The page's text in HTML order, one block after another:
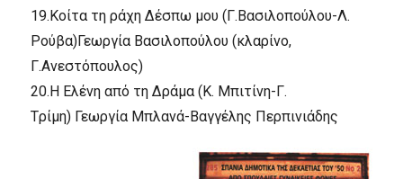
19.Kοίτα τη ράχη Δέσπω μου (Γ.Bασιλοπούλου-Λ.
Pούβα)Γεωργία Bασιλοπούλου (κλαρίνο,
Γ.Aνεστόπουλος)
20.H Eλένη από τη Δράμα (K. Mπιτίνη-Γ.
Tρίμη)Γεωργία Mπλανά-Bαγγέλης Περπινιάδης